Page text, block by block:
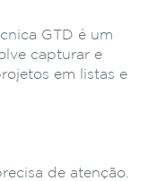
GTD é um
capturar e
em listas e
de atenção.